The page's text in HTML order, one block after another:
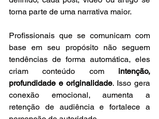
torna parte de uma narrativa maior.
Profissionais que se comunicam com
base em seu propósito não seguem
tendências de forma automática, eles
criam conteúdo com intenção,
profundidade e originalidade. Isso gera
conexão emocional, aumenta a
retenção de audiência e fortalece a